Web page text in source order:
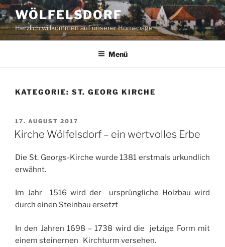
Zum
Inhalt
springen
WÖLFELSDORF
Herzlich willkommen auf unserer Homepage
Menü
KATEGORIE: ST. GEORG KIRCHE
VERÖFFENTLICHT
AM
17. AUGUST 2017
Kirche Wölfelsdorf – ein wertvolles Erbe
Die St. Georgs-Kirche wurde 1381 erstmals urkundlich
erwähnt.
Im Jahr 1516 wird der ursprüngliche Holzbau wird
durch einen Steinbau ersetzt
In den Jahren 1698 – 1738 wird die jetzige Form mit
einem steinernen Kirchturm versehen.